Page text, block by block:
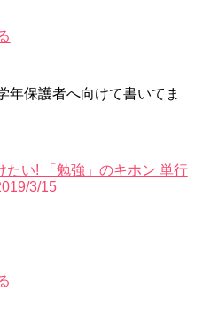
年保護者へ向けて書いてま
たい! 「勉強」のキホン 単行
3/15